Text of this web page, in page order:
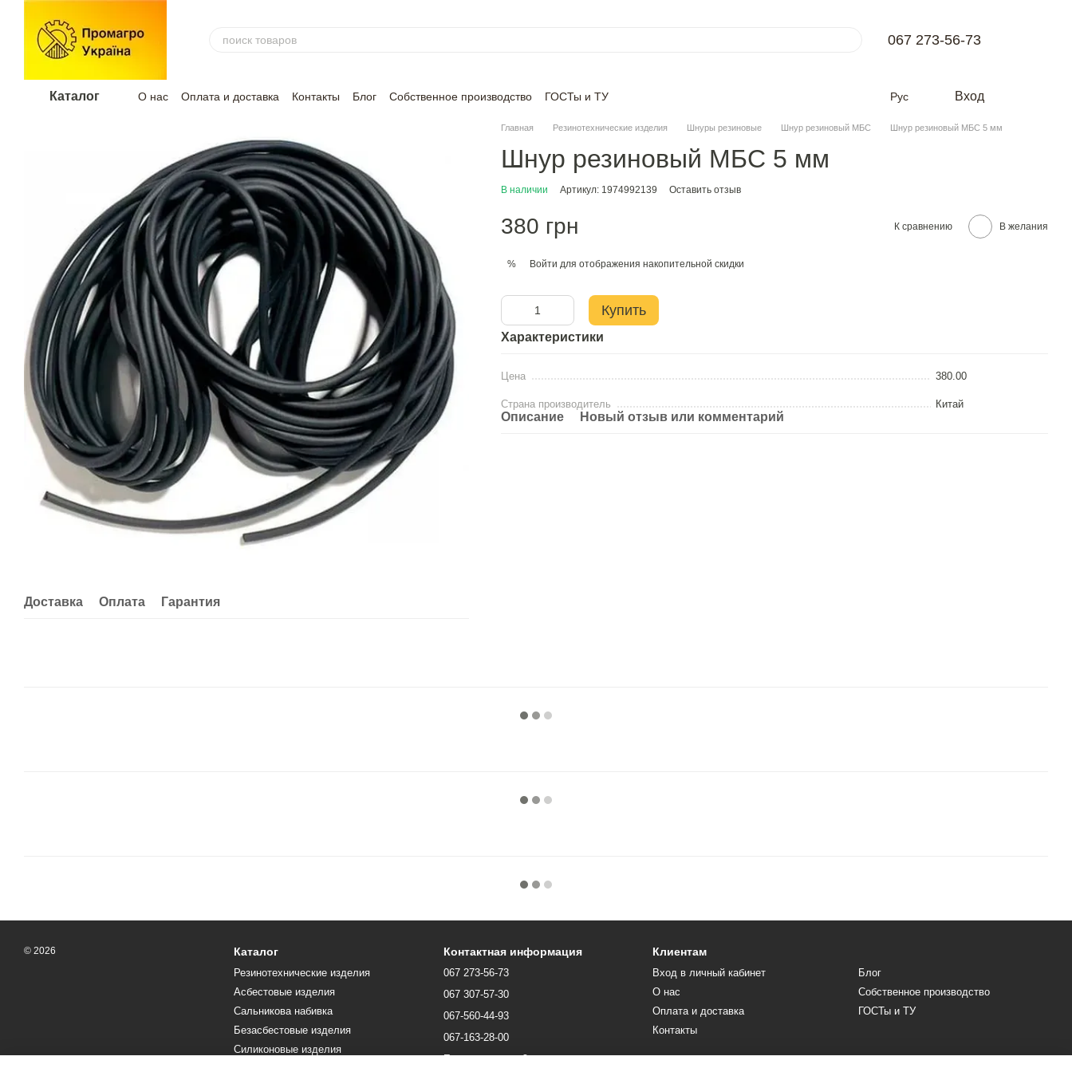
067 273-56-73
Каталог О нас Оплата и доставка Контакты Блог Собственное производство ГОСТы и ТУ Рус Вход
Доставка Оплата Гарантия
Главная Резинотехнические изделия Шнуры резиновые Шнур резиновый МБС Шнур резиновый МБС 5 мм
Шнур резиновый МБС 5 мм
В наличии Артикул: 1974992139 Оставить отзыв
380 грн К сравнению В желания
% Войти для отображения накопительной скидки
Купить
Характеристики
Цена 380.00
Страна производитель Китай
Описание Новый отзыв или комментарий
© 2026 Каталог
Резинотехнические изделия
Асбестовые изделия
Сальникова набивка
Безасбестовые изделия
Силиконовые изделия
Контактная информация
067 273-56-73
067 307-57-30
067-560-44-93
067-163-28-00
Перезвонить вам?
Клиентам
Вход в личный кабинет
О нас
Оплата и доставка
Контакты
Блог
Собственное производство
ГОСТы и ТУ